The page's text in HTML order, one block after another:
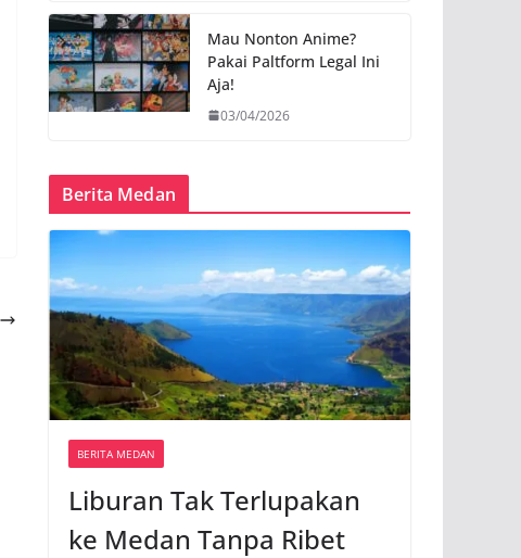
Mau Nonton Anime?
Pakai Paltform Legal Ini
Aja!
03/04/2026
Berita Medan
BERITA MEDAN
Liburan Tak Terlupakan
ke Medan Tanpa Ribet